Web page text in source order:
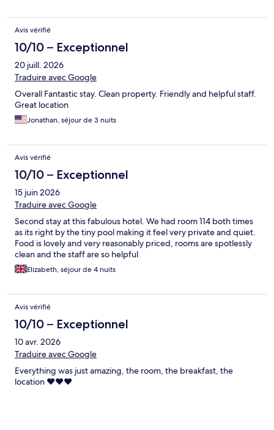
Avis vérifié
10/10 – Exceptionnel
20 juill. 2026
Traduire avec Google
Overall Fantastic stay. Clean property. Friendly and helpful staff.
Great location
Jonathan, séjour de 3 nuits
Avis vérifié
10/10 – Exceptionnel
15 juin 2026
Traduire avec Google
Second stay at this fabulous hotel. We had room 114 both times
as its right by the tiny pool making it feel very private and quiet.
Food is lovely and very reasonably priced, rooms are spotlessly
clean and the staff are so helpful
Elizabeth, séjour de 4 nuits
Avis vérifié
10/10 – Exceptionnel
10 avr. 2026
Traduire avec Google
Everything was just amazing, the room, the breakfast, the
location ❤️❤️❤️